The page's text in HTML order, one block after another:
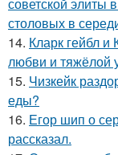
столовых в
14. Кларк гейбл
любви и тяжёлой
15. Чизкейк
еды?
16. Егор шип о
рассказал.